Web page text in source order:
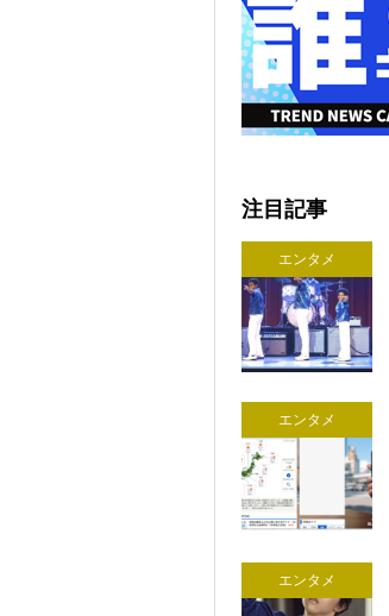
注目記事
エンタメ
エンタメ
エンタメ